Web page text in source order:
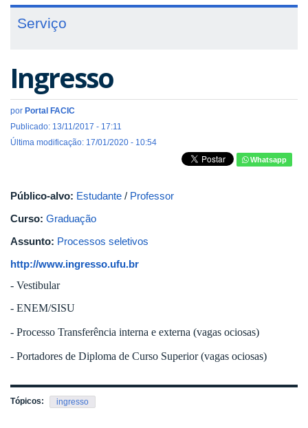
Serviço
Ingresso
por Portal FACIC
Publicado: 13/11/2017 - 17:11
Última modificação: 17/01/2020 - 10:54
Whatsapp
Público-alvo: Estudante / Professor
Curso: Graduação
Assunto: Processos seletivos
http://www.ingresso.ufu.br
- Vestibular
- ENEM/SISU
- Processo Transferência interna e externa (vagas ociosas)
- Portadores de Diploma de Curso Superior (vagas ociosas)
Tópicos: ingresso